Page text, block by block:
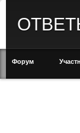
Форум